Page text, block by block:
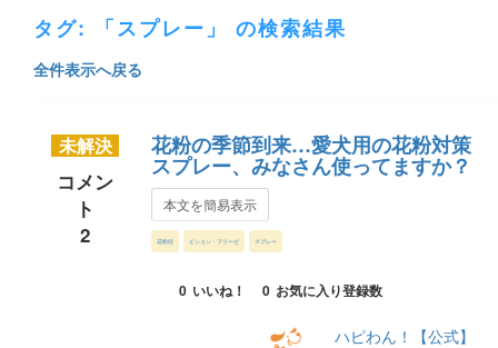
タグ: 「スプレー」 の検索結果
全件表示へ戻る
未解決
コメン
ト
2
花粉の季節到来…愛犬用の花粉対策
スプレー、みなさん使ってますか？
本文を簡易表示
花粉症 ビション・フリーゼ スプレー
0 いいね！ 0 お気に入り登録数
ハピわん！【公式】